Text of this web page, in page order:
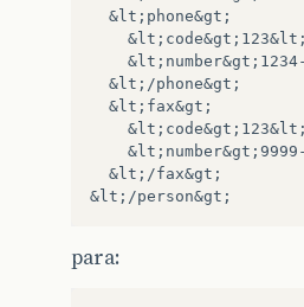
  &lt;phone&gt;
  &lt;/phone&gt;
  &lt;fax&gt;
  &lt;/fax&gt;
para: